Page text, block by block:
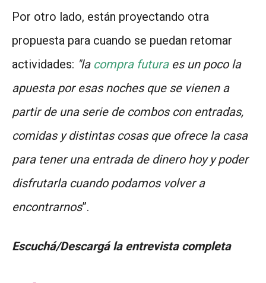
Por otro lado, están proyectando otra
propuesta para cuando se puedan retomar
actividades: "la compra futuraes un poco la
apuesta por esas noches que se vienen a
partir de una serie de combos con entradas,
comidas y distintas cosas que ofrece la casa
para tener una entrada de dinero hoy y poder
disfrutarla cuando podamos volver a
encontrarnos”.
Escuchá/Descargá la entrevista completa